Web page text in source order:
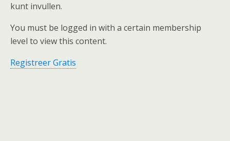
kunt invullen.
You must be logged in with a certain membership
level to view this content.
Registreer Gratis